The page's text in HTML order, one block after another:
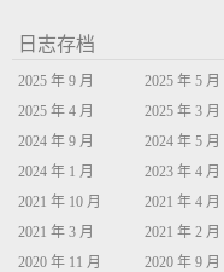
日志存档
2025 年 9 月
2025 年 5 月
2025 年 4 月
2025 年 3 月
2024 年 9 月
2024 年 5 月
2024 年 1 月
2023 年 4 月
2021 年 10 月
2021 年 4 月
2021 年 3 月
2021 年 2 月
2020 年 11 月
2020 年 9 月